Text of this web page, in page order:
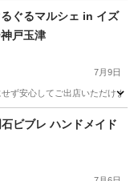
子ども
るぐるマルシェ in イズ
戸玉津
7月9日
ず安心してご出店いただけ
玉津
ビブレ ハンドメイド